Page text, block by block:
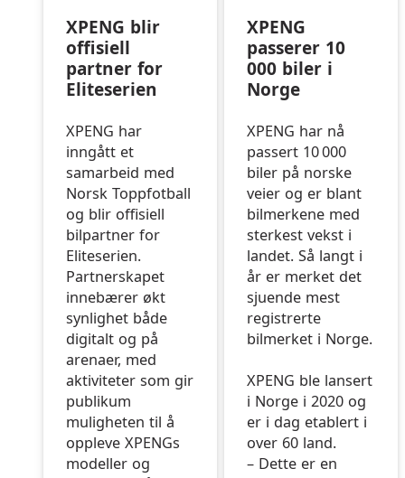
XPENG blir
offisiell
partner for
Eliteserien
XPENG har
inngått et
samarbeid med
Norsk Toppfotball
og blir offisiell
bilpartner for
Eliteserien.
Partnerskapet
innebærer økt
synlighet både
digitalt og på
arenaer, med
aktiviteter som gir
publikum
muligheten til å
oppleve XPENGs
modeller og
XPENG
passerer 10
000 biler i
Norge
XPENG har nå
passert 10 000
biler på norske
veier og er blant
bilmerkene med
sterkest vekst i
landet. Så langt i
år er merket det
sjuende mest
registrerte
bilmerket i Norge.
XPENG ble lansert
i Norge i 2020 og
er i dag etablert i
over 60 land.
– Dette er en